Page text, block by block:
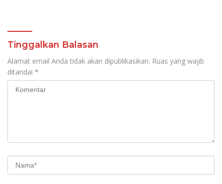
Tinggalkan Balasan
Alamat email Anda tidak akan dipublikasikan. Ruas yang wajib
ditandai *